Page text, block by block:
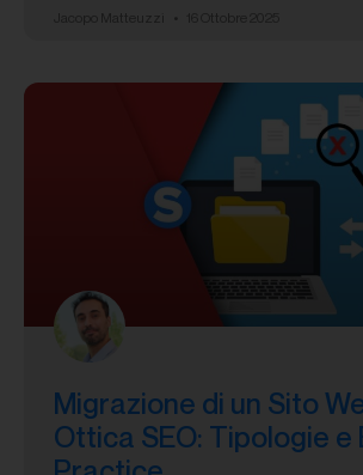
Migrazione di un Sito
Ottica SEO: Tipologie e